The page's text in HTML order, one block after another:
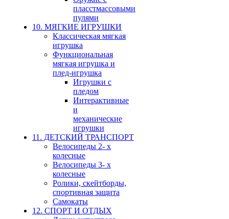
пласстмассовыми
пулями
10. МЯГКИЕ ИГРУШКИ
Классическая мягкая
игрушка
Функциональная
мягкая игрушка и
плед-игрушка
Игрушки с
пледом
Интерактивные
и
механические
игрушки
11. ДЕТСКИЙ ТРАНСПОРТ
Велосипеды 2- х
колесные
Велосипеды 3- х
колесные
Ролики, скейтборды,
спортивная защита
Самокаты
12. СПОРТ И ОТДЫХ